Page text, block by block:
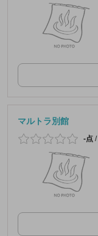
マルトラ別館
-点 /